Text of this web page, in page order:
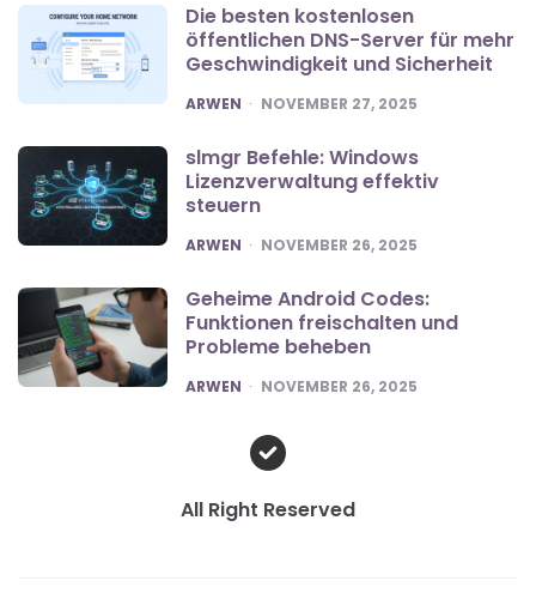
Die besten kostenlosen
öffentlichen DNS-Server für mehr
Geschwindigkeit und Sicherheit
POSTED
ARWEN NOVEMBER 27, 2025
slmgr Befehle: Windows
Lizenzverwaltung effektiv
steuern
POSTED
ARWEN NOVEMBER 26, 2025
Geheime Android Codes:
Funktionen freischalten und
Probleme beheben
POSTED
ARWEN NOVEMBER 26, 2025
All Right Reserved